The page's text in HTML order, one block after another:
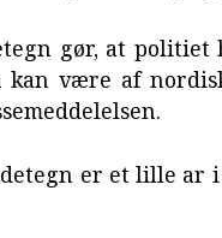
gør, at
kan være af
er et lille ar